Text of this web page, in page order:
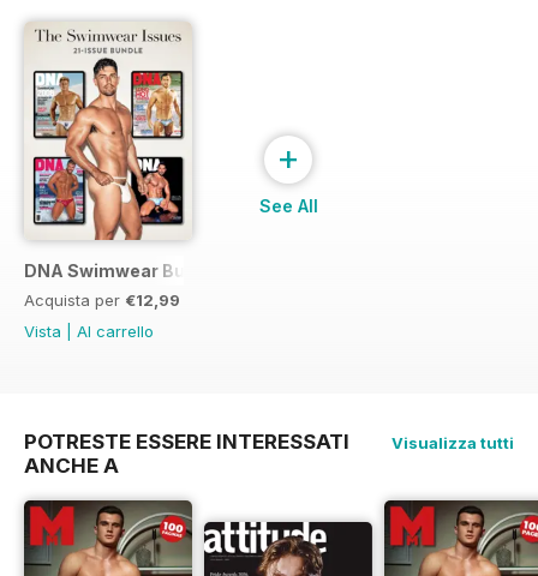
DNA Swimwear Bundle
Acquista per €12,99
Vista
Al carrello
+
See All
POTRESTE ESSERE INTERESSATI
ANCHE A
Visualizza tutti